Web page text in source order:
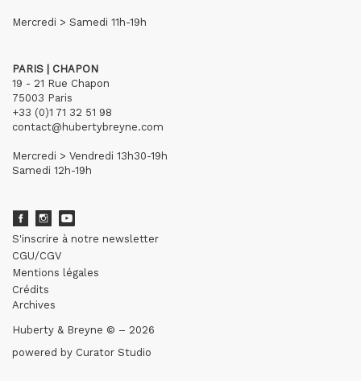
Mercredi > Samedi 11h-19h
PARIS | CHAPON
19 - 21 Rue Chapon
75003 Paris
+33 (0)1 71 32 51 98
contact@hubertybreyne.com
Mercredi > Vendredi 13h30-19h
Samedi 12h-19h
S'inscrire à notre newsletter
CGU/CGV
Mentions légales
Crédits
Archives
Huberty & Breyne © – 2026
powered by Curator Studio